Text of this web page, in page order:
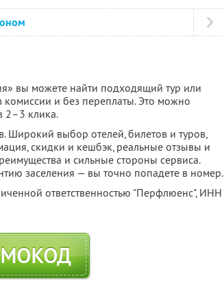
вы можете найти подходящий тур или
и без переплаты. Это можно
2–3 клика.
Широкий выбор отелей, билетов и туров,
скидки и кешбэк, реальные отзывы и
и сильные стороны сервиса.
заселения — вы точно попадете в номер.
ответственностью "Перфлюенс", ИНН